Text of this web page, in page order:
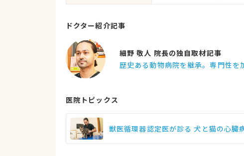
ドクター紹介記事
細野 敬人 院長の独自取材記事
歴史ある動物病院を継承。専門性を
医院トピックス
獣医循環器認定医が診る 犬と猫の心臓